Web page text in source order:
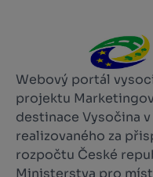
Webový portál
projektu
destinace Vysočina
realizovaného za
rozpočtu České
Ministerstva pro